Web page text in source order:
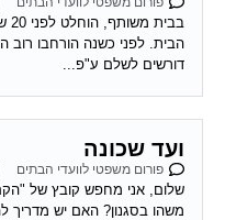
הבית. לפני כשנה הורחבו רוב
דורשים לשלם ע"פ...
ועד שכונה
פורום משפטי לוועדי הבתים
שלום, אני מחפש קובץ של
משהו בסגנון? האם יש מדריך